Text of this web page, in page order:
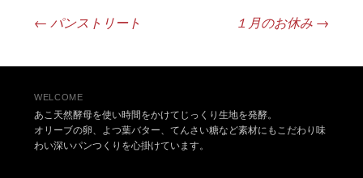
投稿ナビゲーション
← パンストリート １月のお休み →
WELCOME
あこ天然酵母を使い時間をかけてじっくり生地を発酵。
オリーブの卵、よつ葉バター、てんさい糖など素材にもこだわり味
わい深いパンつくりを心掛けています。